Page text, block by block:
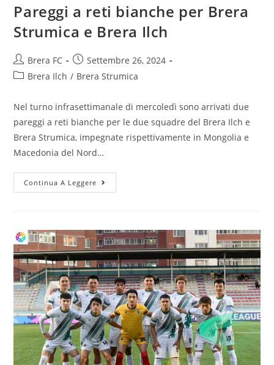
Pareggi a reti bianche per Brera
Strumica e Brera Ilch
Brera FC
Settembre 26, 2024
Brera Ilch / Brera Strumica
Nel turno infrasettimanale di mercoledì sono arrivati due
pareggi a reti bianche per le due squadre del Brera Ilch e
Brera Strumica, impegnate rispettivamente in Mongolia e
Macedonia del Nord…
Continua A Leggere